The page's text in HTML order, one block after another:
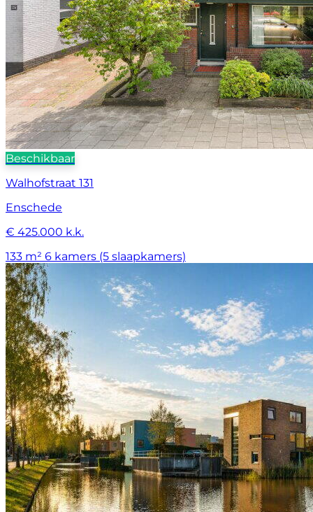
Beschikbaar
Walhofstraat 131
Enschede
€ 425.000 k.k.
133 m² 6 kamers (5 slaapkamers)